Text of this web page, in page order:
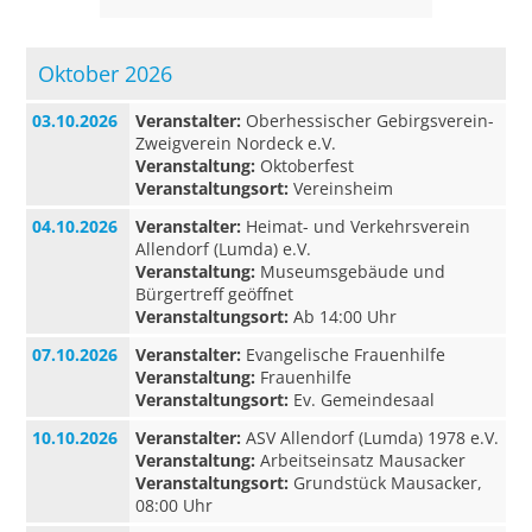
Oktober 2026
03.10.2026 Veranstalter: Oberhessischer Gebirgsverein-
Zweigverein Nordeck e.V.
Veranstaltung: Oktoberfest
Veranstaltungsort: Vereinsheim
04.10.2026
Veranstalter: Heimat- und Verkehrsverein
Allendorf (Lumda) e.V.
Veranstaltung: Museumsgebäude und
Bürgertreff geöffnet
Veranstaltungsort: Ab 14:00 Uhr
07.10.2026
Veranstalter: Evangelische Frauenhilfe
Veranstaltung: Frauenhilfe
Veranstaltungsort: Ev. Gemeindesaal
10.10.2026
Veranstalter: ASV Allendorf (Lumda) 1978 e.V.
Veranstaltung: Arbeitseinsatz Mausacker
Veranstaltungsort: Grundstück Mausacker,
08:00 Uhr